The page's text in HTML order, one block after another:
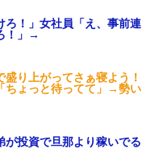
ろ！」女社員「え、事前連
！」→
り上がってさぁ寝よう！
ちょっと待ってて」→勢い
が投資で旦那より稼いでる